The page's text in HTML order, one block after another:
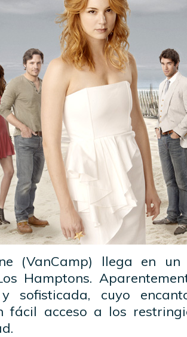
(VanCamp) llega en
Hamptons.
sofisticada, cuyo
fácil acceso a los